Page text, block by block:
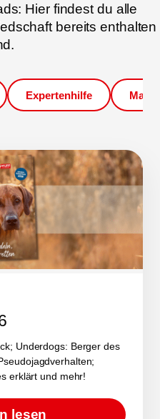
Hier findest du alle
bereits enthalten
Expertenhilfe
Underdogs: Berger des
erklärt und mehr!
lesen